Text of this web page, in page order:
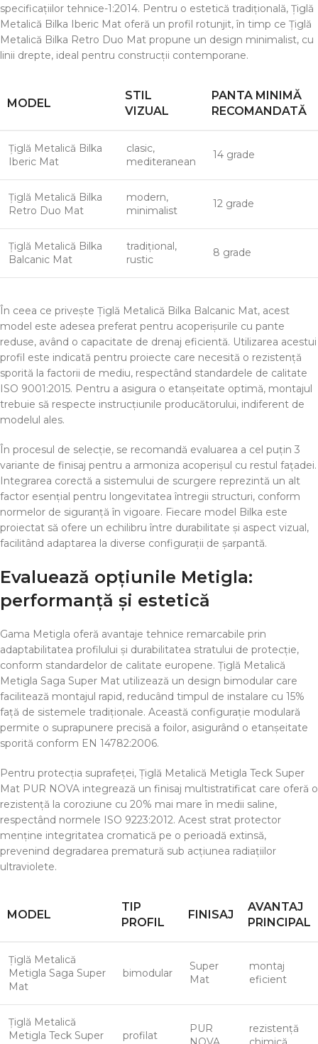
specificațiilor tehnice-1:2014. Pentru o estetică tradițională, Țiglă
Metalică Bilka Iberic Mat oferă un profil rotunjit, în timp ce Țiglă
Metalică Bilka Retro Duo Mat propune un design minimalist, cu
linii drepte, ideal pentru construcții contemporane.
MODEL
STIL
VIZUAL
PANTA MINIMĂ
RECOMANDATĂ
Țiglă Metalică Bilka
Iberic Mat
clasic,
mediteranean
14 grade
Țiglă Metalică Bilka
Retro Duo Mat
modern,
minimalist
12 grade
Țiglă Metalică Bilka
Balcanic Mat
tradițional,
rustic
8 grade
În ceea ce privește Țiglă Metalică Bilka Balcanic Mat, acest
model este adesea preferat pentru acoperișurile cu pante
reduse, având o capacitate de drenaj eficientă. Utilizarea acestui
profil este indicată pentru proiecte care necesită o rezistență
sporită la factorii de mediu, respectând standardele de calitate
ISO 9001:2015. Pentru a asigura o etanșeitate optimă, montajul
trebuie să respecte instrucțiunile producătorului, indiferent de
modelul ales.
În procesul de selecție, se recomandă evaluarea a cel puțin 3
variante de finisaj pentru a armoniza acoperișul cu restul fațadei.
Integrarea corectă a sistemului de scurgere reprezintă un alt
factor esențial pentru longevitatea întregii structuri, conform
normelor de siguranță în vigoare. Fiecare model Bilka este
proiectat să ofere un echilibru între durabilitate și aspect vizual,
facilitând adaptarea la diverse configurații de șarpantă.
Evaluează opțiunile Metigla:
performanță și estetică
Gama Metigla oferă avantaje tehnice remarcabile prin
adaptabilitatea profilului și durabilitatea stratului de protecție,
conform standardelor de calitate europene. Țiglă Metalică
Metigla Saga Super Mat utilizează un design bimodular care
facilitează montajul rapid, reducând timpul de instalare cu 15%
față de sistemele tradiționale. Această configurație modulară
permite o suprapunere precisă a foilor, asigurând o etanșeitate
sporită conform EN 14782:2006.
Pentru protecția suprafeței, Țiglă Metalică Metigla Teck Super
Mat PUR NOVA integrează un finisaj multistratificat care oferă o
rezistență la coroziune cu 20% mai mare în medii saline,
respectând normele ISO 9223:2012. Acest strat protector
menține integritatea cromatică pe o perioadă extinsă,
prevenind degradarea prematură sub acțiunea radiațiilor
ultraviolete.
MODEL
TIP
PROFIL
FINISAJ
AVANTAJ
PRINCIPAL
Țiglă Metalică
Metigla Saga Super
Mat
bimodular
Super
Mat
montaj
eficient
Țiglă Metalică
Metigla Teck Super
profilat
PUR
rezistență